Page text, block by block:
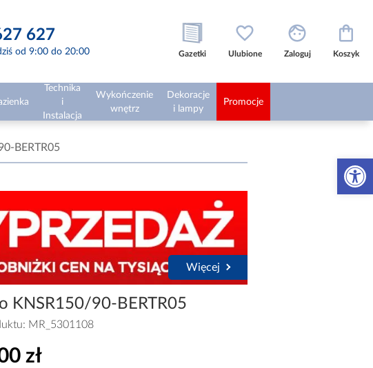
Otwórz
627
od 9:00 do 20:00 Gazetki Ulubione Zaloguj Koszyk
Technika
i
Instalacja
Wykończenie
wnętrz
Dekoracje
i lampy
Promocje
BERTR05
Więcej
KNSR150/90-BERTR05
MR_5301108
zł